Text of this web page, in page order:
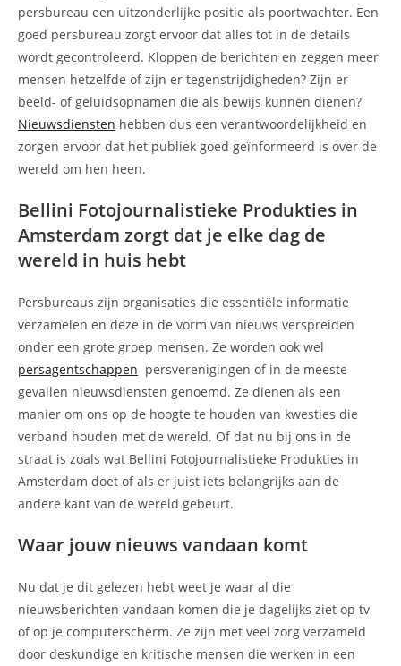
persbureau een uitzonderlijke positie als poortwachter. Een
goed persbureau zorgt ervoor dat alles tot in de details
wordt gecontroleerd. Kloppen de berichten en zeggen meer
mensen hetzelfde of zijn er tegenstrijdigheden? Zijn er
beeld- of geluidsopnamen die als bewijs kunnen dienen?
Nieuwsdiensten hebben dus een verantwoordelijkheid en
zorgen ervoor dat het publiek goed geïnformeerd is over de
wereld om hen heen.
Bellini Fotojournalistieke Produkties in
Amsterdam zorgt dat je elke dag de
wereld in huis hebt
Persbureaus zijn organisaties die essentiële informatie
verzamelen en deze in de vorm van nieuws verspreiden
onder een grote groep mensen. Ze worden ook wel
persagentschappen persverenigingen of in de meeste
gevallen nieuwsdiensten genoemd. Ze dienen als een
manier om ons op de hoogte te houden van kwesties die
verband houden met de wereld. Of dat nu bij ons in de
straat is zoals wat Bellini Fotojournalistieke Produkties in
Amsterdam doet of als er juist iets belangrijks aan de
andere kant van de wereld gebeurt.
Waar jouw nieuws vandaan komt
Nu dat je dit gelezen hebt weet je waar al die
nieuwsberichten vandaan komen die je dagelijks ziet op tv
of op je computerscherm. Ze zijn met veel zorg verzameld
door deskundige en kritische mensen die werken in een